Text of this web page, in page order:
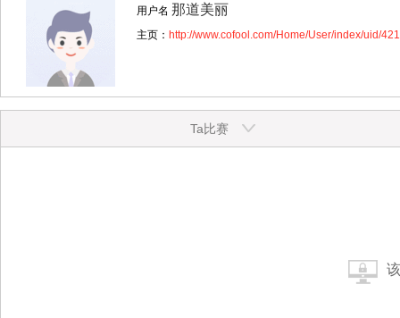
用户名 那道美丽
主页： http://www.cofool.com/Home/User/index/uid/
Ta比赛